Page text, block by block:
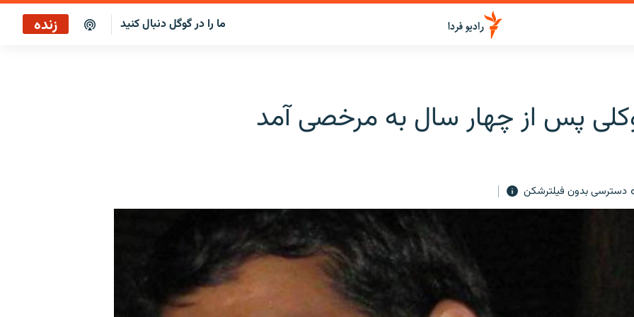
ما را در گوگل دنبال کنید زنده
پس از چهار سال به مرخصی آمد
دسترسی بدون فیلترشکن